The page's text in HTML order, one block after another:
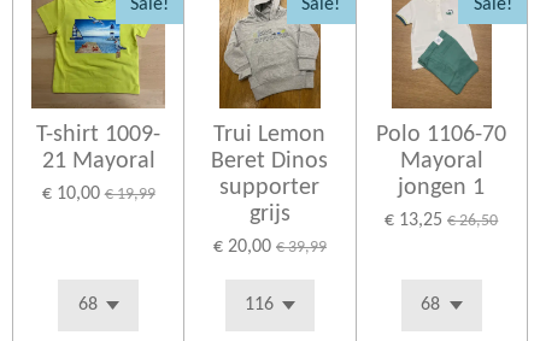
Sale!
T-shirt 1009-
21 Mayoral
€ 10,00 € 19,99
Sale!
Trui Lemon
Beret Dinos
supporter
grijs
€ 20,00 € 39,99
Sale!
Polo 1106-70
Mayoral
jongen 1
€ 13,25 € 26,50